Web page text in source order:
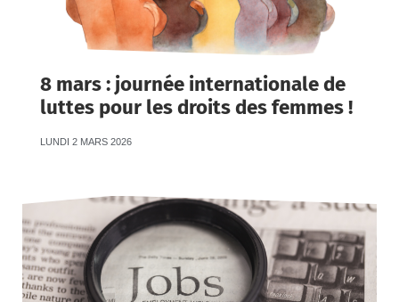
8 mars : journée internationale de
luttes pour les droits des femmes !
LUNDI 2 MARS 2026